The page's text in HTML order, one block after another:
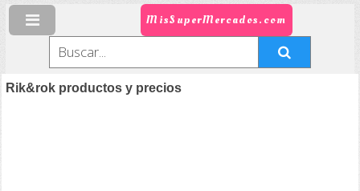
MisSuperMercados.com
Rik&rok productos y precios